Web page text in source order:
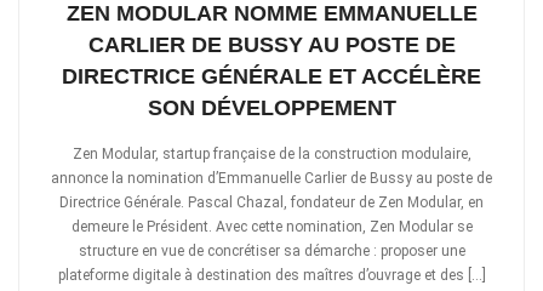
ZEN MODULAR NOMME EMMANUELLE
CARLIER DE BUSSY AU POSTE DE
DIRECTRICE GÉNÉRALE ET ACCÉLÈRE
SON DÉVELOPPEMENT
Zen Modular, startup française de la construction modulaire,
annonce la nomination d’Emmanuelle Carlier de Bussy au poste de
Directrice Générale. Pascal Chazal, fondateur de Zen Modular, en
demeure le Président. Avec cette nomination, Zen Modular se
structure en vue de concrétiser sa démarche : proposer une
plateforme digitale à destination des maîtres d’ouvrage et des […]